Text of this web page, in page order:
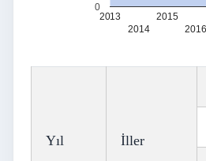
2013
2014
2015
2016
0
Yıl İller